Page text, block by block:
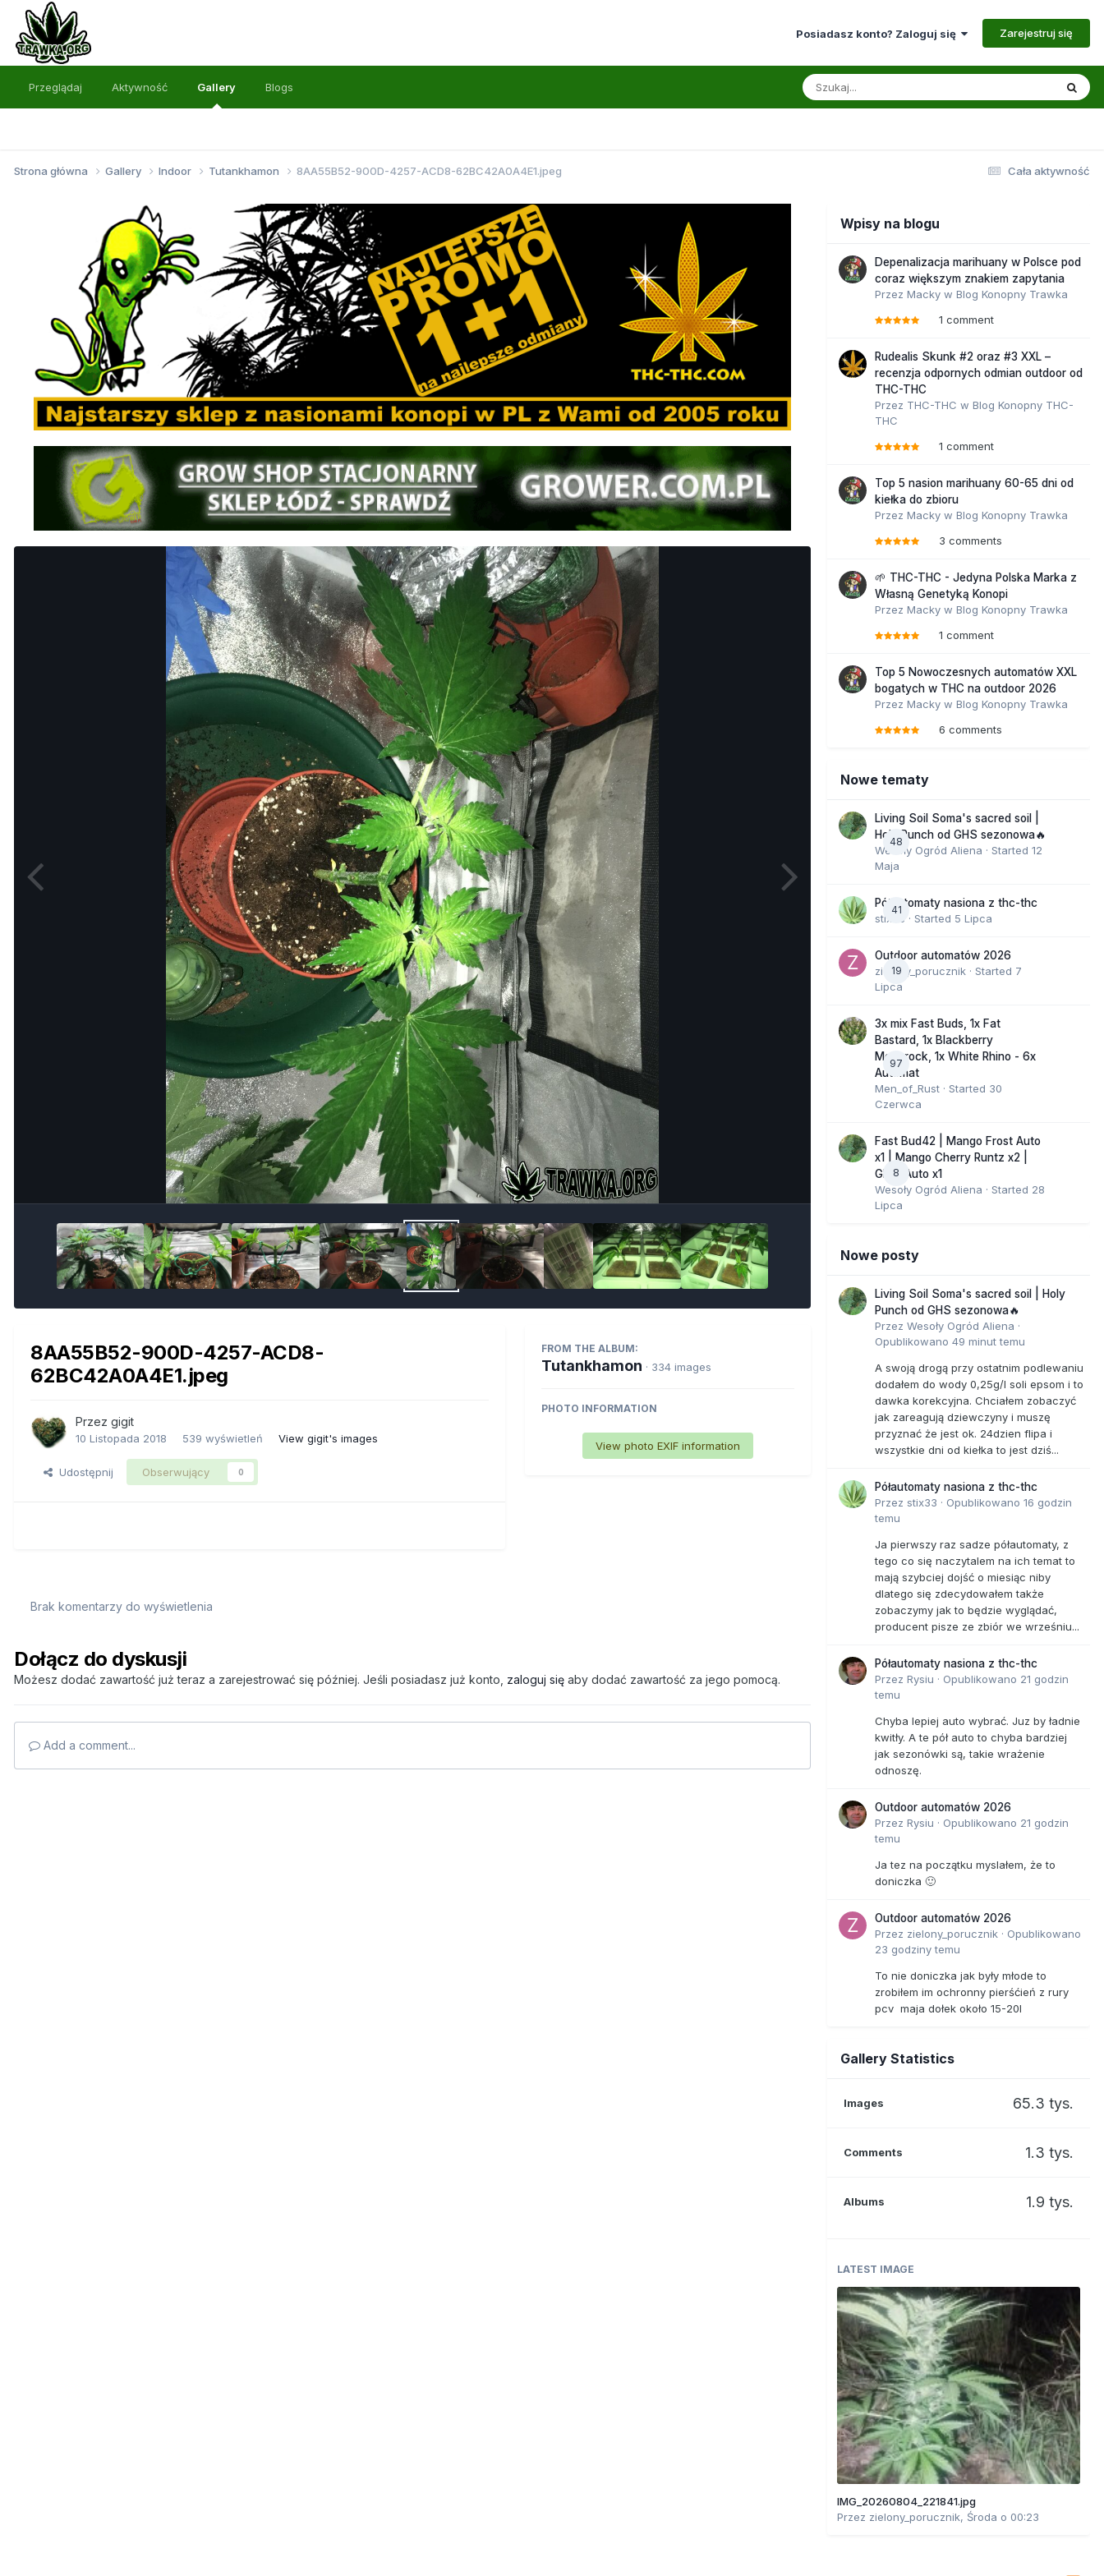
Posiadasz konto? Zaloguj się Zarejestruj się
Przeglądaj Aktywność Gallery Blogs
Cała aktywność
Strona główna Gallery Indoor Tutankhamon 8AA55B52-900D-4257-ACD8-62BC42A0A4E1.jpeg
8AA55B52-900D-4257-ACD8-
62BC42A0A4E1.jpeg
Przez gigit
10 Listopada 2018 539 wyświetleń View gigit's images
Udostępnij Obserwujący 0
FROM THE ALBUM:
Tutankhamon · 334 images
PHOTO INFORMATION
View photo EXIF information
Brak komentarzy do wyświetlenia
Dołącz do dyskusji
Możesz dodać zawartość już teraz a zarejestrować się później. Jeśli posiadasz już konto, zaloguj się aby dodać zawartość za jego pomocą.
Add a comment...
Wpisy na blogu
Depenalizacja marihuany w Polsce pod
coraz większym znakiem zapytania
Przez Macky w Blog Konopny Trawka
1 comment
Rudealis Skunk #2 oraz #3 XXL –
recenzja odpornych odmian outdoor od
THC-THC
Przez THC-THC w Blog Konopny THC-
THC
1 comment
Top 5 nasion marihuany 60-65 dni od
kiełka do zbioru
Przez Macky w Blog Konopny Trawka
3 comments
🌱 THC-THC - Jedyna Polska Marka z
Własną Genetyką Konopi
Przez Macky w Blog Konopny Trawka
1 comment
Top 5 Nowoczesnych automatów XXL
bogatych w THC na outdoor 2026
Przez Macky w Blog Konopny Trawka
6 comments
Nowe tematy
48
Living Soil Soma's sacred soil |
Holy Punch od GHS sezonowa🔥
Wesoły Ogród Aliena · Started 12
Maja
41
Półautomaty nasiona z thc-thc
stix33 · Started 5 Lipca
19
Outdoor automatów 2026
zielony_porucznik · Started 7
Lipca
97
3x mix Fast Buds, 1x Fat
Bastard, 1x Blackberry
Moonrock, 1x White Rhino - 6x
Automat
Men_of_Rust · Started 30
Czerwca
8
Fast Bud42 | Mango Frost Auto
x1 | Mango Cherry Runtz x2 |
GMO Auto x1
Wesoły Ogród Aliena · Started 28
Lipca
Nowe posty
Living Soil Soma's sacred soil | Holy
Punch od GHS sezonowa🔥
Przez Wesoły Ogród Aliena ·
Opublikowano 49 minut temu
A swoją drogą przy ostatnim podlewaniu
dodałem do wody 0,25g/l soli epsom i to
dawka korekcyjna. Chciałem zobaczyć
jak zareagują dziewczyny i muszę
przyznać że jest ok. 24dzien flipa i
wszystkie dni od kiełka to jest dziś...
Półautomaty nasiona z thc-thc
Przez stix33 · Opublikowano 16 godzin
temu
Ja pierwszy raz sadze półautomaty, z
tego co się naczytalem na ich temat to
mają szybciej dojść o miesiąc niby
dlatego się zdecydowałem także
zobaczymy jak to będzie wyglądać,
producent pisze ze zbiór we wrześniu...
Półautomaty nasiona z thc-thc
Przez Rysiu · Opublikowano 21 godzin
temu
Chyba lepiej auto wybrać. Juz by ładnie
kwitły. A te pół auto to chyba bardziej
jak sezonówki są, takie wrażenie
odnoszę.
Outdoor automatów 2026
Przez Rysiu · Opublikowano 21 godzin
temu
Ja tez na początku myslałem, że to
doniczka 🙂
Outdoor automatów 2026
Przez zielony_porucznik · Opublikowano
23 godziny temu
To nie doniczka jak były młode to
zrobiłem im ochronny pierśćień z rury
pcv maja dołek około 15-20l
Gallery Statistics
Images 65.3 tys.
Comments 1.3 tys.
Albums 1.9 tys.
LATEST IMAGE
IMG_20260804_221841.jpg
Przez zielony_porucznik, Środa o 00:23